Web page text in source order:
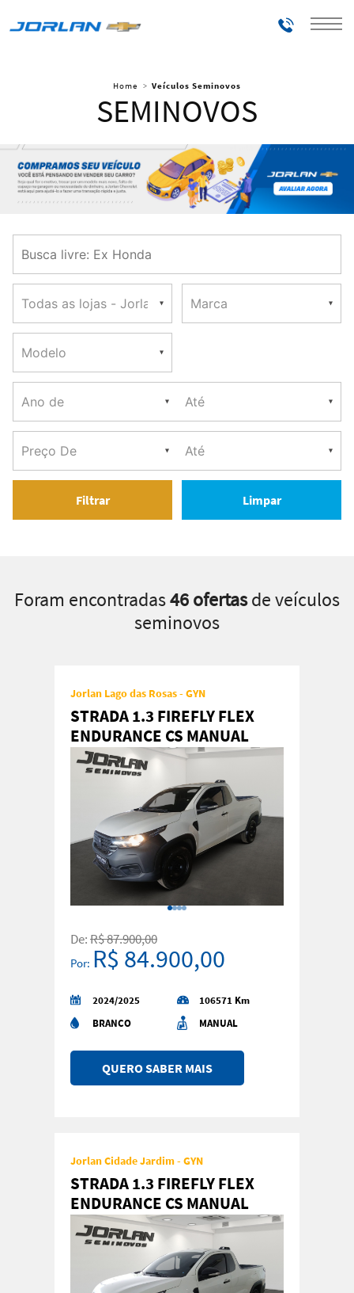
Telefones
Home Veículos Seminovos
SEMINOVOS
Filtrar Limpar
Foram encontradas46 ofertasde veículos
seminovos
Jorlan Lago das Rosas - GYN
STRADA 1.3 FIREFLY FLEX
ENDURANCE CS MANUAL
De:R$ 87.900,00
Por: R$ 84.900,00
2024/2025
106571 Km
BRANCO
MANUAL
QUERO SABER MAIS
Jorlan Cidade Jardim - GYN
STRADA 1.3 FIREFLY FLEX
ENDURANCE CS MANUAL